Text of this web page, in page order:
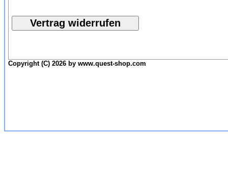
Copyright (C) 2026 by www.quest-shop.com